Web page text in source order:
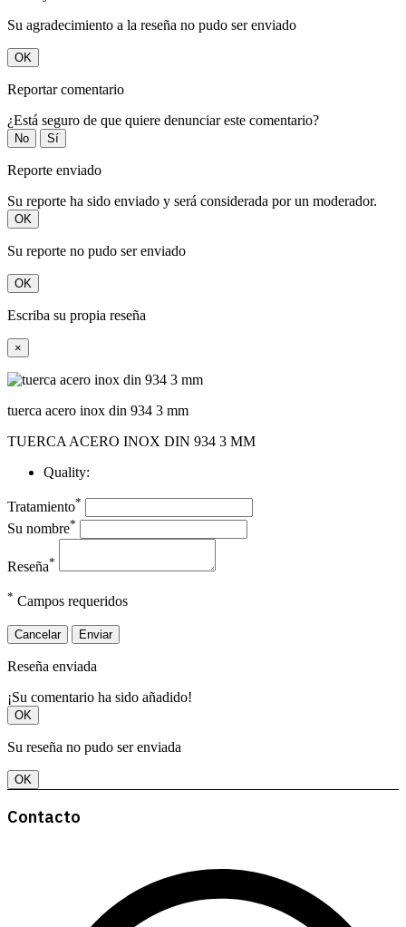
Su agradecimiento a la reseña no pudo ser enviado
OK
Reportar comentario
¿Está seguro de que quiere denunciar este comentario?
No Sí
Reporte enviado
Su reporte ha sido enviado y será considerada por un moderador.
OK
Su reporte no pudo ser enviado
OK
Escriba su propia reseña
×
tuerca acero inox din 934 3 mm
TUERCA ACERO INOX DIN 934 3 MM
Quality:
Tratamiento*
Su nombre*
Reseña*
* Campos requeridos
Cancelar Enviar
Reseña enviada
¡Su comentario ha sido añadido!
OK
Su reseña no pudo ser enviada
OK
Contacto